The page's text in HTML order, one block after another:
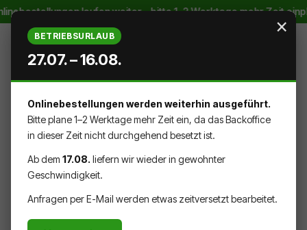
Zum Hauptinhalt springenlaufen weiter – bitte 1–2 Werktage mehr Zeit
DU HAST 0 PRODUKTE AUF
ZUBEHÖR
×
BETRIEBSURLAUB
27.07. – 16.08.
Onlinebestellungen werden weiterhin ausgeführt.
Bitte plane 1–2 Werktage mehr Zeit ein, da das Backoffice
in dieser Zeit nicht durchgehend besetzt ist.
Ab dem 17.08. liefern wir wieder in gewohnter
Geschwindigkeit.
Anfragen per E-Mail werden etwas zeitversetzt bearbeitet.